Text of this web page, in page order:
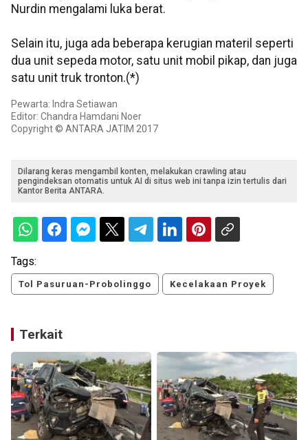
Nurdin mengalami luka berat.
Selain itu, juga ada beberapa kerugian materil seperti
dua unit sepeda motor, satu unit mobil pikap, dan juga
satu unit truk tronton.(*)
Pewarta: Indra Setiawan
Editor: Chandra Hamdani Noer
Copyright © ANTARA JATIM 2017
Dilarang keras mengambil konten, melakukan crawling atau
pengindeksan otomatis untuk AI di situs web ini tanpa izin tertulis dari
Kantor Berita ANTARA.
Tags:
Tol Pasuruan-Probolinggo Kecelakaan Proyek
Terkait